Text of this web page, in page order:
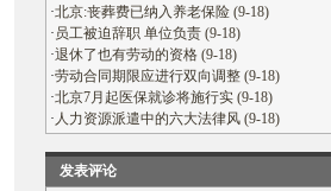
·北京:丧葬费已纳入养老保险 (9-18)
· 员工被迫辞职 单位负责 (9-18)
·退休了也有劳动的资格 (9-18)
·劳动合同期限应进行双向调整 (9-18)
·北京7月起医保就诊将施行实 (9-18)
· 人力资源派遣中的六大法律风 (9-18)
发表评论